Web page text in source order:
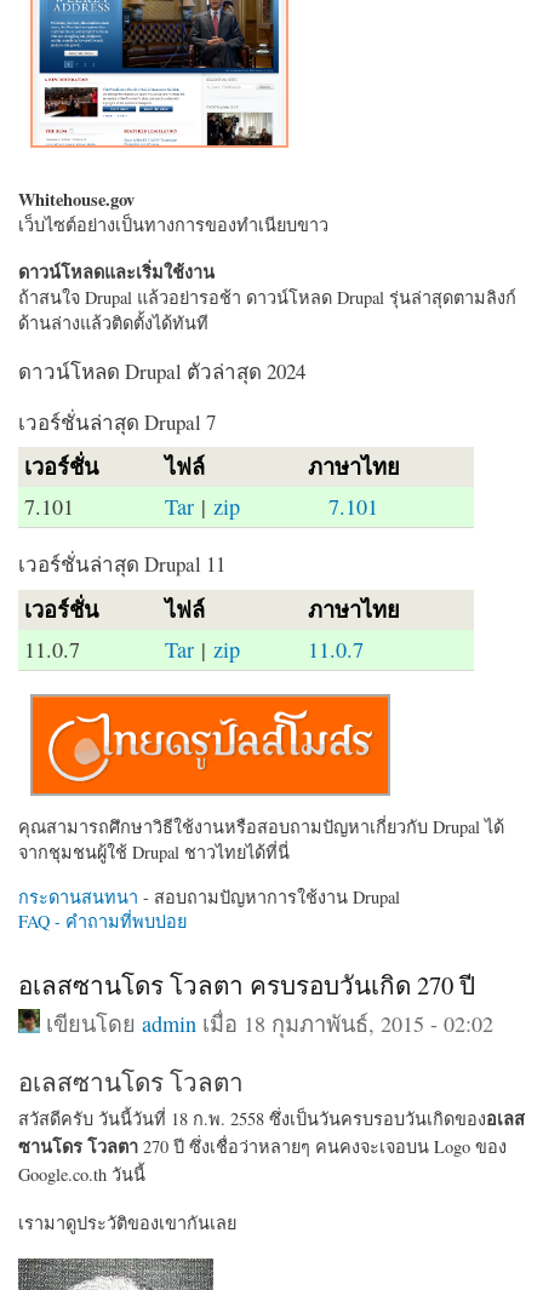
Whitehouse.gov
เว็บไซต์อย่างเป็นทางการของทำเนียบขาว
ดาวน์โหลดและเริ่มใช้งาน
ถ้าสนใจ Drupal แล้วอย่ารอช้า ดาวน์โหลด Drupal รุ่นล่าสุดตามลิงก์
ด้านล่างแล้วติดตั้งได้ทันที
ดาวน์โหลด Drupal ตัวล่าสุด 2024
เวอร์ชั่นล่าสุด Drupal 7
เวอร์ชั่น ไฟล์ ภาษาไทย
7.101 Tar |zip 7.101
เวอร์ชั่นล่าสุด Drupal 11
เวอร์ชั่น ไฟล์ ภาษาไทย
11.0.7 Tar | zip 11.0.7
คุณสามารถศึกษาวิธีใช้งานหรือสอบถามปัญหาเกี่ยวกับ Drupal ได้
จากชุมชนผู้ใช้ Drupal ชาวไทยได้ที่นี่
กระดานสนทนา - สอบถามปัญหาการใช้งาน Drupal
FAQ - คำถามที่พบบ่อย
อเลสซานโดร โวลตา ครบรอบวันเกิด 270 ปี
เขียนโดยadmin เมื่อ 18 กุมภาพันธ์, 2015 - 02:02
อเลสซานโดร โวลตา
สวัสดีครับ วันนี้วันที่ 18 ก.พ. 2558 ซึ่งเป็นวันครบรอบวันเกิดของอเลส
ซานโดร โวลตา 270 ปี ซึ่งเชื่อว่าหลายๆ คนคงจะเจอบน Logo ของ
Google.co.th วันนี้
เรามาดูประวัติของเขากันเลย